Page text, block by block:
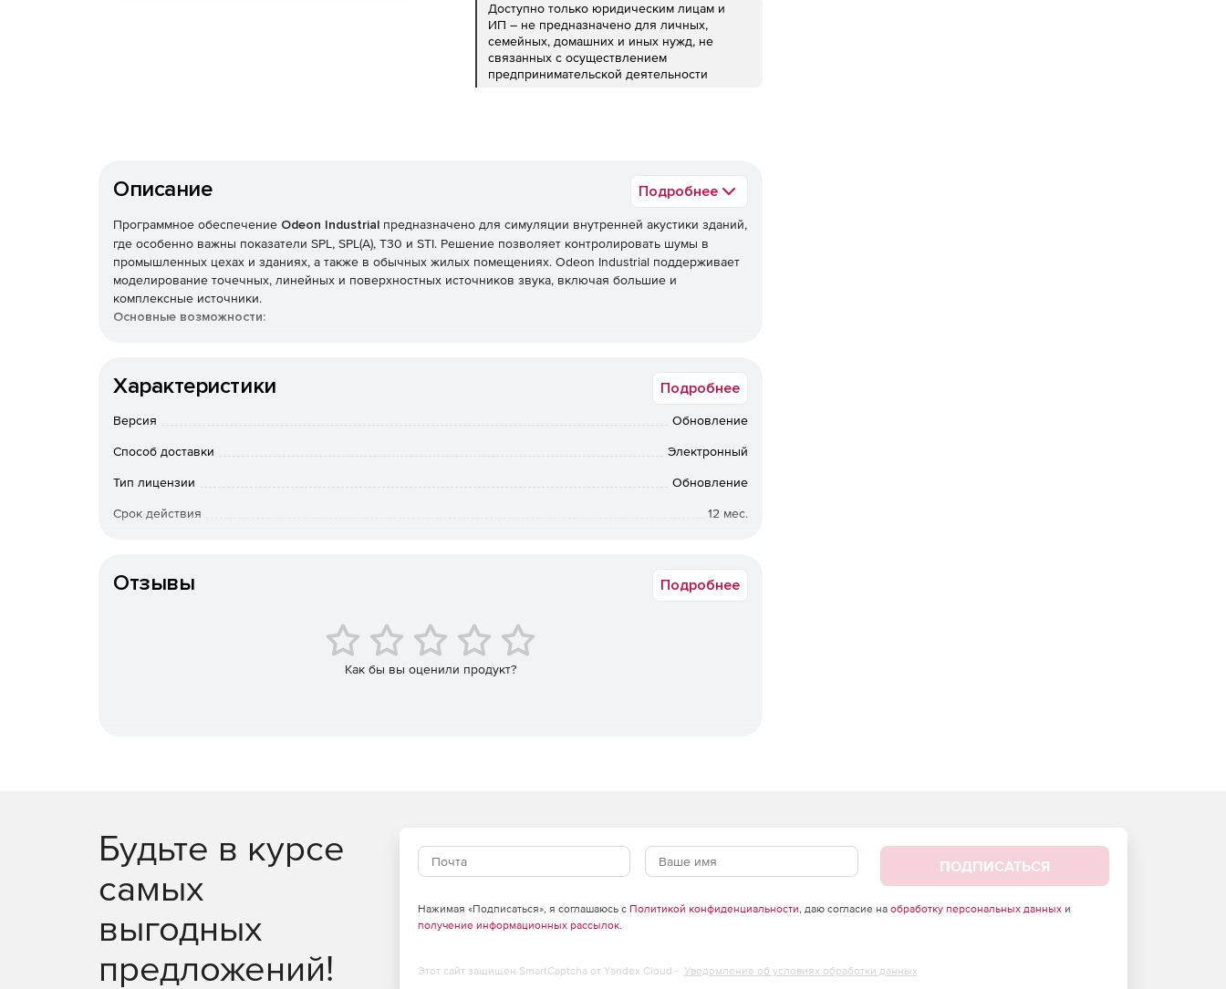
Доступно только юридическим лицам и
ИП – не предназначено для личных,
семейных, домашних и иных нужд, не
связанных с осуществлением
предпринимательской деятельности
Описание Подробнее
Программное обеспечение Odeon Industrial предназначено для симуляции внутренней акустики зданий,
где особенно важны показатели SPL, SPL(A), T30 и STI. Решение позволяет контролировать шумы в
промышленных цехах и зданиях, а также в обычных жилых помещениях. Odeon Industrial поддерживает
моделирование точечных, линейных и поверхностных источников звука, включая большие и
комплексные источники.
Основные возможности:
Расчет акустических параметров: SPL, SPL(A), SPL(C), SPL(Lin), времени реверберации, индекса
Расчет линейных и поверхностных источников звука.
Расчет сетки ответов.
Генерация 3D-карт параметров рассчитанной акустики для любого числа поверхностей.
Характеристики Подробнее
Версия Обновление
Способ доставки Электронный
Тип лицензии Обновление
Срок действия 12 мес.
Отзывы Подробнее
Как бы вы оценили продукт?
Будьте в курсе
самых
выгодных
предложений!
ПОДПИСАТЬСЯ
Нажимая «Подписаться», я соглашаюсь с Политикой конфиденциальности, даю согласие на обработку персональных данныхи
получение информационных рассылок.
Этот сайт защищен SmartCaptcha от Yandex Cloud - Уведомление об условиях обработки данных